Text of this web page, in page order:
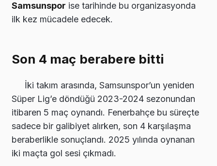
Samsunspor ise tarihinde bu organizasyonda
ilk kez mücadele edecek.
Son 4 maç berabere bitti
İki takım arasında, Samsunspor’un yeniden
Süper Lig’e döndüğü 2023-2024 sezonundan
itibaren 5 maç oynandı. Fenerbahçe bu süreçte
sadece bir galibiyet alırken, son 4 karşılaşma
beraberlikle sonuçlandı. 2025 yılında oynanan
iki maçta gol sesi çıkmadı.